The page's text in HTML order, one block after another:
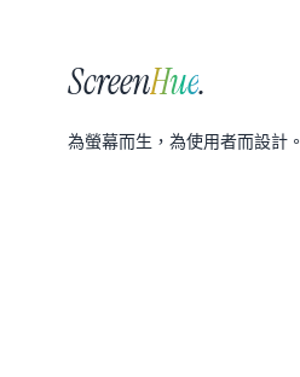
ScreenHue.
為螢幕而生，為使用者而設計。